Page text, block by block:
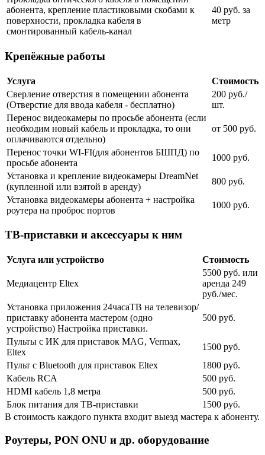
абонента, крепление пластиковыми скобами к
поверхности, прокладка кабеля в
смонтированный кабель-канал
40 руб. за
метр
Крепёжные работы
Услуга
Стоимость
Сверление отверстия в помещении абонента
(Отверстие для ввода кабеля - бесплатно)
200 руб./
шт.
Перенос видеокамеры по просьбе абонента (если
необходим новый кабель и прокладка, то они
оплачиваются отдельно)
от 500 руб.
Перенос точки WI-FI(для абонентов БШПД) по
просьбе абонента
1000 руб.
Установка и крепление видеокамеры DreamNet
(купленной или взятой в аренду)
800 руб.
Установка видеокамеры абонента + настройка
роутера на проброс портов
1000 руб.
ТВ-приставки и аксессуары к ним
Услуга или устройство Стоимость
Медиацентр Eltex
5500 руб. или
аренда 249
руб./мес.
Установка приложения 24часаТВ на телевизор/
приставку абонента мастером (одно
устройство) Настройка приставки.
500 руб.
Пульты с ИК для приставок MAG, Vermax,
Eltex
1500 руб.
Пульт с Bluetooth для приставок Eltex
1800 руб.
Кабель RCA
500 руб.
HDMI кабель 1,8 метра
500 руб.
Блок питания для ТВ-приставки
1500 руб.
В стоимость каждого пункта входит выезд мастера к абоненту.
Роутеры, PON ONU и др. оборудование